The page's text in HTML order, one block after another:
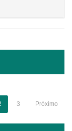
3 Próximo